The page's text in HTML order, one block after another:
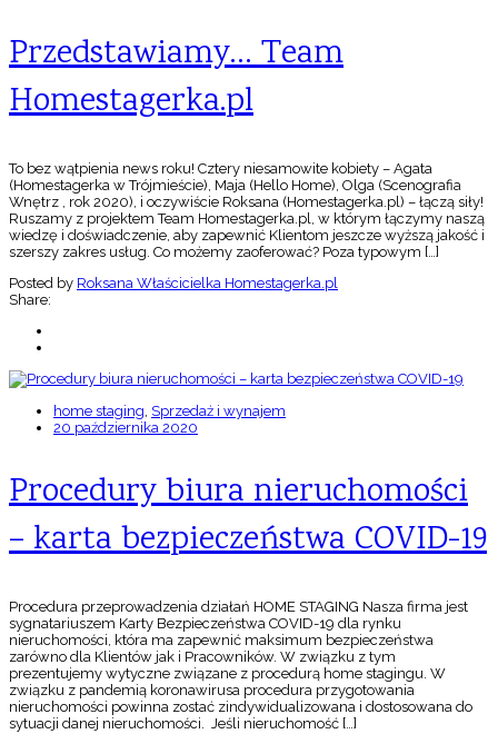
Przedstawiamy… Team
Homestagerka.pl
To bez wątpienia news roku! Cztery niesamowite kobiety – Agata
(Homestagerka w Trójmieście), Maja (Hello Home), Olga (Scenografia
Wnętrz , rok 2020), i oczywiście Roksana (Homestagerka.pl) – łączą siły!
Ruszamy z projektem Team Homestagerka.pl, w którym łączymy naszą
wiedzę i doświadczenie, aby zapewnić Klientom jeszcze wyższą jakość i
szerszy zakres usług. Co możemy zaoferować? Poza typowym […]
Posted by Roksana Właścicielka Homestagerka.pl
Share:
home staging, Sprzedaż i wynajem
20 października 2020
Procedury biura nieruchomości
– karta bezpieczeństwa COVID-19
Procedura przeprowadzenia działań HOME STAGING Nasza firma jest
sygnatariuszem Karty Bezpieczeństwa COVID-19 dla rynku
nieruchomości, która ma zapewnić maksimum bezpieczeństwa
zarówno dla Klientów jak i Pracowników. W związku z tym
prezentujemy wytyczne związane z procedurą home stagingu. W
związku z pandemią koronawirusa procedura przygotowania
nieruchomości powinna zostać zindywidualizowana i dostosowana do
sytuacji danej nieruchomości. Jeśli nieruchomość […]